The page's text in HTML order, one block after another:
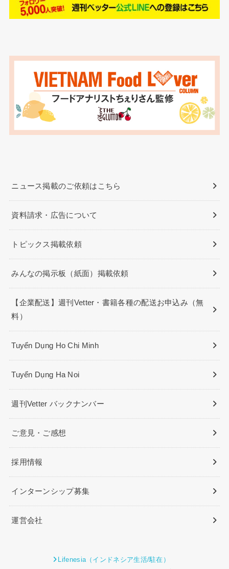
ニュース掲載のご依頼はこちら
資料請求・広告について
トピックス掲載依頼
みんなの掲示板（紙面）掲載依頼
【企業配送】週刊Vetter・書籍各種の配送お申込み（無
料）
Tuyển Dụng Ho Chi Minh
Tuyển Dụng Ha Noi
週刊Vetter バックナンバー
ご意見・ご感想
採用情報
インターンシップ募集
運営会社
Lifenesia（インドネシア生活/駐在）